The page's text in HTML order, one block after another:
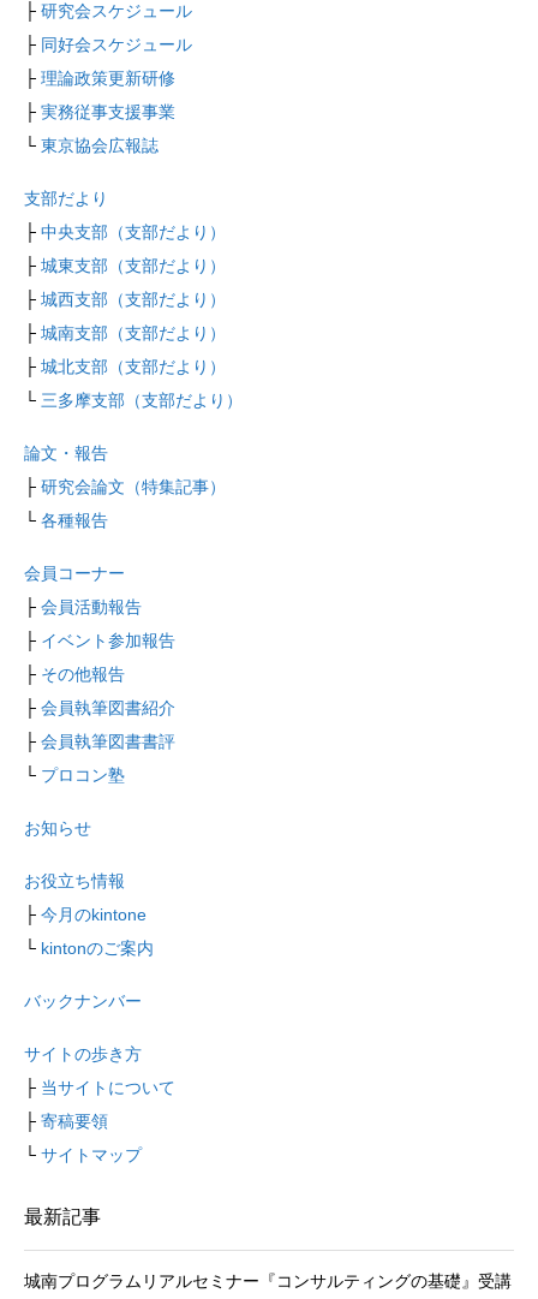
├ 研究会スケジュール
├ 同好会スケジュール
├ 理論政策更新研修
├ 実務従事支援事業
└ 東京協会広報誌
支部だより
├ 中央支部（支部だより）
├ 城東支部（支部だより）
├ 城西支部（支部だより）
├ 城南支部（支部だより）
├ 城北支部（支部だより）
└ 三多摩支部（支部だより）
論文・報告
├ 研究会論文（特集記事）
└ 各種報告
会員コーナー
├ 会員活動報告
├ イベント参加報告
├ その他報告
├ 会員執筆図書紹介
├ 会員執筆図書書評
└ プロコン塾
お知らせ
お役立ち情報
├ 今月のkintone
└ kintonのご案内
バックナンバー
サイトの歩き方
├ 当サイトについて
├ 寄稿要領
└ サイトマップ
最新記事
城南プログラムリアルセミナー『コンサルティングの基礎』受講